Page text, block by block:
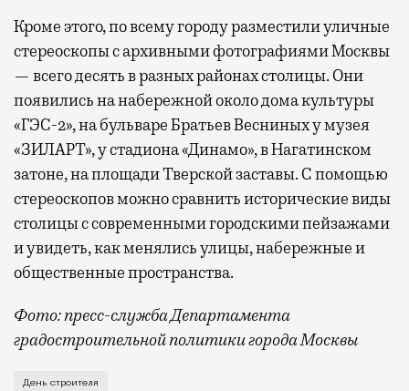
Кроме этого, по всему городу разместили уличные
стереоскопы с архивными фотографиями Москвы
— всего десять в разных районах столицы. Они
появились на набережной около дома культуры
«ГЭС-2», на бульваре Братьев Весниных у музея
«ЗИЛАРТ», у стадиона «Динамо», в Нагатинском
затоне, на площади Тверской заставы. С помощью
стереоскопов можно сравнить исторические виды
столицы с современными городскими пейзажами
и увидеть, как менялись улицы, набережные и
общественные пространства.
Фото: пресс-служба Департамента
градостроительной политики города Москвы
В этом году профессиональный праздник День
День строителя